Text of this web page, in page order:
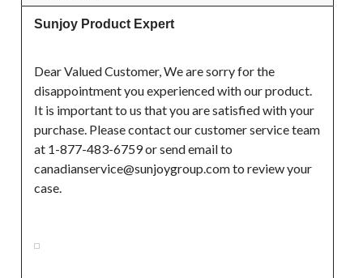
Sunjoy Product Expert
Dear Valued Customer, We are sorry for the
disappointment you experienced with our product.
It is important to us that you are satisfied with your
purchase. Please contact our customer service team
at 1-877-483-6759 or send email to
canadianservice@sunjoygroup.com to review your
case.